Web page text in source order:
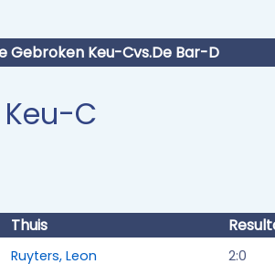
Gebroken Keu-Cvs.De Bar-D
C
Thuis
Ruyters, Leon 2:0